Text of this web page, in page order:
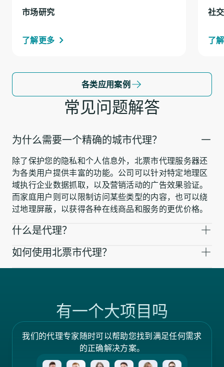
市场研究
了解更多
社
了
各类应用案例
常见问题解答
为什么需要一个精确的城市代理？
除了保护您的隐私和个人信息外，北票市代理服务器还
为各类用户提供丰富的功能。公司可以针对特定地理区
域执行企业数据抓取，以及营销活动的广告效果验证。
而家庭用户则可以限制访问某些类型的内容，也可以绕
过地理屏蔽，以获得各种在线商品和服务的更优价格。
什么是代理？
如何使用北票市代理？
有一个大项目吗
我们的代理专家随时可以帮助您找到满足任何需求
的正确解决方案。